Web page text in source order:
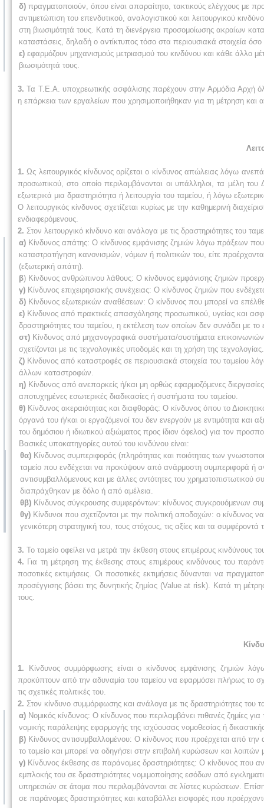
δ) πραγματοποιούν, όπου είναι απαραίτητο, τακτικούς ελέγχους
αντιμετώπιση του επενδυτικού, αναλογιστικού και λειτουργικού
στη βιωσιμότητά τους. Κατά τη διενέργεια προσομοίωσης ακραίων
καταστάσεις, δηλαδή ο αντίκτυπος τόσο στα περιουσιακά στοιχεία
ε) εφαρμόζουν μηχανισμούς μετριασμού του κινδύνου και κάθε άλλο
βιωσιμότητά τους.
3. Τα Τ.Ε.Α. υποχρεωτικής ασφάλισης παρέχουν στην Αρμόδια Αρχή
η επάρκεια των εργαλείων που χρησιμοποιήθηκαν για τη μέτρηση και
1.Ως λειτουργικός κίνδυνος ορίζεται ο κίνδυνος απώλειας λόγω
προσωπικού, στο οποίο περιλαμβάνονται οι υπάλληλοι, τα μέλη του
εξωτερικά μια δραστηριότητα ή λειτουργία του ταμείου, ή λόγω
Ο λειτουργικός κίνδυνος σχετίζεται κυρίως με την καθημερινή
ενδιαφερόμενους.
2. Στον λειτουργικό κίνδυνο και ανάλογα με τις δραστηριότητες του
α) Κίνδυνος απάτης: Ο κίνδυνος εμφάνισης ζημιών λόγω πράξεων
καταστρατήγηση κανονισμών, νόμων ή πολιτικών του, είτε
(εξωτερική απάτη).
β) Κίνδυνος ανθρώπινου λάθους: Ο κίνδυνος εμφάνισης ζημιών
γ) Κίνδυνος επιχειρησιακής συνέχειας: Ο κίνδυνος ζημιών που
δ) Κίνδυνος εξωτερικών αναθέσεων: Ο κίνδυνος που μπορεί να
ε) Κίνδυνος από πρακτικές απασχόλησης προσωπικού, υγείας και
δραστηριότητες του ταμείου, η εκτέλεση των οποίων δεν συνάδει με το
στ) Κίνδυνος από μηχανογραφικά συστήματα/συστήματα
σχετίζονται με τις τεχνολογικές υποδομές και τη χρήση της τεχνολογίας.
ζ) Κίνδυνος από καταστροφές σε περιουσιακά στοιχεία του ταμείου
άλλων καταστροφών.
η) Κίνδυνος από ανεπαρκείς ή/και μη ορθώς εφαρμοζόμενες
αποτυχημένες εσωτερικές διαδικασίες ή συστήματα του ταμείου.
θ) Κίνδυνος ακεραιότητας και διαφθοράς: Ο κίνδυνος όπου το
όργανά του ή/και οι εργαζόμενοί του δεν ενεργούν με εντιμότητα και
του δημόσιου ή ιδιωτικού αξιώματος προς ίδιον όφελος) για τον
Βασικές υποκατηγορίες αυτού του κινδύνου είναι:
θα) Κίνδυνος συμπεριφοράς (πληρότητας και ποιότητας των
ταμείο που ενδέχεται να προκύψουν από ανάρμοστη συμπεριφορά ή
αντισυμβαλλόμενους και με άλλες οντότητες του
διαπράχθηκαν με δόλο ή από αμέλεια.
θβ) Κίνδυνος σύγκρουσης συμφερόντων: κίνδυνος συγκρουόμενων
θγ) Κίνδυνοι που σχετίζονται με την πολιτική αποδοχών: ο κίνδυνος
γενικότερη στρατηγική του, τους στόχους, τις αξίες και τα συμφέροντά
3. Το ταμείο οφείλει να μετρά την έκθεση στους επιμέρους
4. Για τη μέτρηση της έκθεσης στους επιμέρους κινδύνους του
ποσοτικές εκτιμήσεις. Οι ποσοτικές εκτιμήσεις δύνανται να
προσέγγισης βάσει της δυνητικής ζημίας (Value at risk). Κατά τη
τους.
1.
Κίνδυνος συμμόρφωσης είναι ο κίνδυνος εμφάνισης ζημιών
προκύπτουν από την αδυναμία του ταμείου να εφαρμόσει πλήρως το
τις σχετικές πολιτικές του.
2. Στον κίνδυνο συμμόρφωσης και ανάλογα με τις δραστηριότητες του
α) Νομικός κίνδυνος: Ο κίνδυνος που περιλαμβάνει πιθανές ζημίες
νομικής παράλειψης εφαρμογής της ισχύουσας νομοθεσίας ή
β) Κίνδυνος αντισυμβαλλομένου: Ο κίνδυνος που προέρχεται από
το ταμείο και μπορεί να οδηγήσει στην επιβολή κυρώσεων και λοιπών
γ) Κίνδυνος έκθεσης σε παράνομες δραστηριότητες: Ο κίνδυνος που
εμπλοκής του σε δραστηριότητες νομιμοποίησης εσόδων από
υπηρεσιών σε άτομα που περιλαμβάνονται σε λίστες κυρώσεων.
σε παράνομες δραστηριότητες και καταβάλλει εισφορές που